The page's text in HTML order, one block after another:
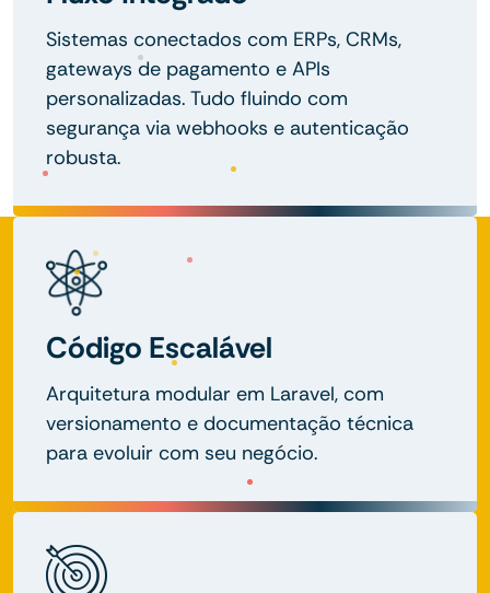
Sistemas conectados com ERPs, CRMs,
gateways de pagamento e APIs
personalizadas. Tudo fluindo com
segurança via webhooks e autenticação
robusta.
Código Escalável
Arquitetura modular em Laravel, com
versionamento e documentação técnica
para evoluir com seu negócio.